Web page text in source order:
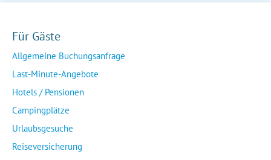
Für Gäste
Allgemeine Buchungsanfrage
Last-Minute-Angebote
Hotels / Pensionen
Campingplätze
Urlaubsgesuche
Reiseversicherung